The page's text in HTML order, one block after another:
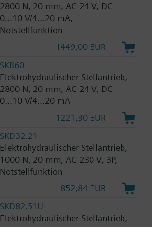
2800 N, 20 mm, AC 24 V, DC
0...10 V/4...20 mA,
Notstellfunktion
1449,00 EUR
SKB60
Elektrohydraulischer Stellantrieb,
2800 N, 20 mm, AC 24 V, DC
0...10 V/4...20 mA
1221,30 EUR
SKD32.21
Elektrohydraulischer Stellantrieb,
1000 N, 20 mm, AC 230 V, 3P,
Notstellfunktion
852,84 EUR
SKD82.51U
Elektrohydraulischer Stellantrieb,